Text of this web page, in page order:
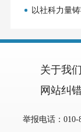
以社科力量
关于我们
网站纠
举报电话：010-